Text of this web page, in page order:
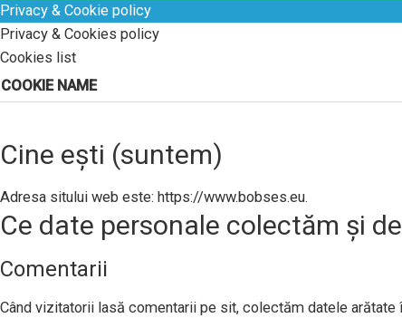
Privacy & Cookie policy
Privacy & Cookies policy
Cookies list
COOKIE NAME
Cine ești (suntem)
Adresa sitului web este: https://www.bobses.eu.
Ce date personale colectăm și
Comentarii
Când vizitatorii lasă comentarii pe sit, colectăm datele